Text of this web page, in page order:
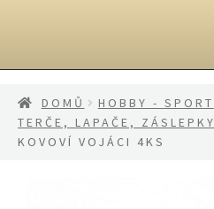
DOMŮ HOBBY - SPORT
TERČE, LAPAČE, ZÁSLEPKY
KOVOVÍ VOJÁCI 4KS